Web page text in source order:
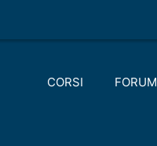
CORSI FORUM